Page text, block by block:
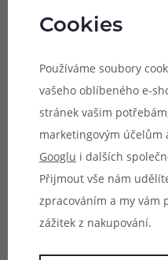
Cookies
Používáme soubory
vašeho oblíbeného e-
stránek vašim
marketingovým účelům
Googlu i dalších
Přijmout vše nám
zpracováním a my vám
zážitek z nakupování.